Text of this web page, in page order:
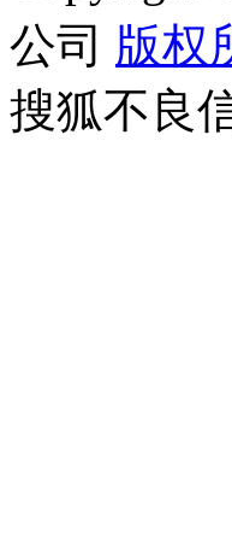
公司 版权
搜狐不良